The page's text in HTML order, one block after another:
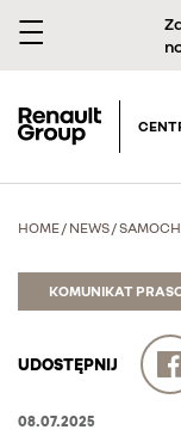
HOME/ NEWS/
KOMUNIKAT
UDOSTĘPNIJ
08.07.2025